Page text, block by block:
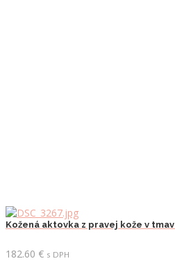
Kožená aktovka z pravej kože v
182.60 € s DPH